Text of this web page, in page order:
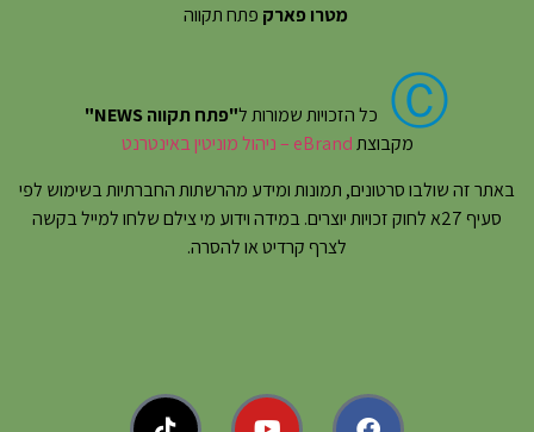
מטרו פארק פתח תקווה
Ⓒ כל הזכויות שמורות ל"פתח תקווה NEWS"
מקבוצתeBrand – ניהול מוניטין באינטרנט
באתר זה שולבו סרטונים, תמונות ומידע מהרשתות החברתיות בשימוש לפי
סעיף 27א לחוק זכויות יוצרים. במידה וידוע מי צילם שלחו למייל בקשה
לצרף קרדיט או להסרה.